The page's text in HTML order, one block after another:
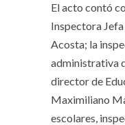
El acto contó
Inspectora
Acosta; la
administrativa
director de
Maximiliano
escolares,